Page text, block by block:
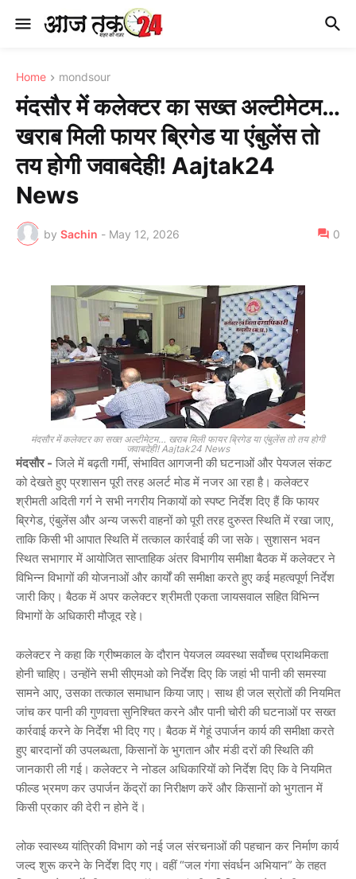
Home mondsour
मंदसौर में कलेक्टर का सख्त अल्टीमेटम…
खराब मिली फायर ब्रिगेड या एंबुलेंस तो
तय होगी जवाबदेही! Aajtak24
News
by Sachin - May 12, 2026 0
मंदसौर में कलेक्टर का सख्त अल्टीमेटम… खराब मिली फायर ब्रिगेड या एंबुलेंस तो तय होगी
जवाबदेही! Aajtak24 News
मंदसौर - जिले में बढ़ती गर्मी, संभावित आगजनी की घटनाओं और पेयजल संकट
को देखते हुए प्रशासन पूरी तरह अलर्ट मोड में नजर आ रहा है। कलेक्टर
श्रीमती अदिती गर्ग ने सभी नगरीय निकायों को स्पष्ट निर्देश दिए हैं कि फायर
ब्रिगेड, एंबुलेंस और अन्य जरूरी वाहनों को पूरी तरह दुरुस्त स्थिति में रखा जाए,
ताकि किसी भी आपात स्थिति में तत्काल कार्रवाई की जा सके। सुशासन भवन
स्थित सभागार में आयोजित साप्ताहिक अंतर विभागीय समीक्षा बैठक में कलेक्टर ने
विभिन्न विभागों की योजनाओं और कार्यों की समीक्षा करते हुए कई महत्वपूर्ण निर्देश
जारी किए। बैठक में अपर कलेक्टर श्रीमती एकता जायसवाल सहित विभिन्न
विभागों के अधिकारी मौजूद रहे।
कलेक्टर ने कहा कि ग्रीष्मकाल के दौरान पेयजल व्यवस्था सर्वोच्च प्राथमिकता
होनी चाहिए। उन्होंने सभी सीएमओ को निर्देश दिए कि जहां भी पानी की समस्या
सामने आए, उसका तत्काल समाधान किया जाए। साथ ही जल स्रोतों की नियमित
जांच कर पानी की गुणवत्ता सुनिश्चित करने और पानी चोरी की घटनाओं पर सख्त
कार्रवाई करने के निर्देश भी दिए गए। बैठक में गेहूं उपार्जन कार्य की समीक्षा करते
हुए बारदानों की उपलब्धता, किसानों के भुगतान और मंडी दरों की स्थिति की
जानकारी ली गई। कलेक्टर ने नोडल अधिकारियों को निर्देश दिए कि वे नियमित
फील्ड भ्रमण कर उपार्जन केंद्रों का निरीक्षण करें और किसानों को भुगतान में
किसी प्रकार की देरी न होने दें।
लोक स्वास्थ्य यांत्रिकी विभाग को नई जल संरचनाओं की पहचान कर निर्माण कार्य
जल्द शुरू करने के निर्देश दिए गए। वहीं “जल गंगा संवर्धन अभियान” के तहत